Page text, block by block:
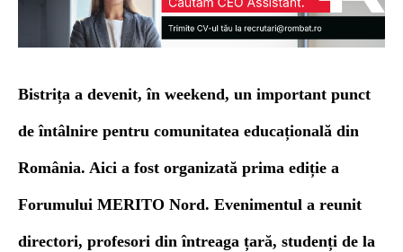
Bistrița a devenit, în weekend, un important punct
de întâlnire pentru comunitatea educațională din
România. Aici a fost organizată prima ediție a
Forumului MERITO Nord. Evenimentul a reunit
directori, profesori din întreaga țară, studenți de la